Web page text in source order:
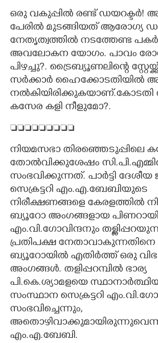
ഒരു വകുപ്പിൽ രണ്ട് ഡയറക്ടർ!
പേരിൽ മുടങ്ങിയത് ആരോഗ്യ
നേത‌ൃത്വത്തിൽ നടത്തേണ്ട
അവലോകന യോഗം. പാവം
പിഴച്ചു?. ട്രൈബ്യൂണലിന്റെ
സർക്കാർ ഹൈക്കോടതിയിൽ
നൽകിയിരിക്കുകയാണ്.കോടതി
കസേര കളി നീളുമോ?.

നിയമസഭാ തിരഞ്ഞെടുപ്പിലെ
തോൽവിക്കുശേഷം
സംഭവിക്കുന്നത്. പാർട്ടി
സെക്രട്ടറി എം.എ.ബേബിയുടെ
നിരീക്ഷണങ്ങളെ കേരളത്തിൽ
ബ്യൂറോ അംഗങ്ങളായ
എം.വി.ഗോവിന്ദനും
പ്രതിപക്ഷ നേതാവാകുന്നതിനെ
ബ്യൂറോയിൽ എതിർത്ത് ഒരു
അംഗങ്ങൾ. തളിപ്പറമ്പിൽ ഭാര്യ
പി.കെ.ശ്യാമളയെ
സംസ്ഥാന സെക്രട്ടറി
സംഭവിച്ചെന്നും,
എം.എ.ബേബി.
Share this link